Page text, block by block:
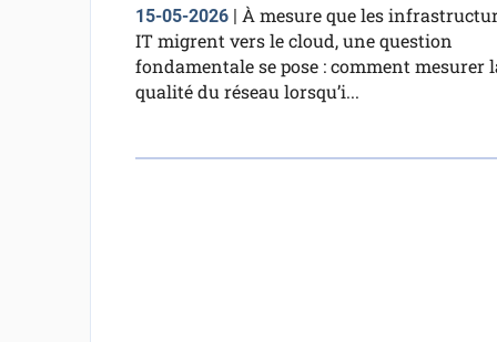
15-05-2026| À mesure que les
IT migrent vers le cloud, une question
fondamentale se pose : comment mesurer
qualité du réseau lorsqu’i...